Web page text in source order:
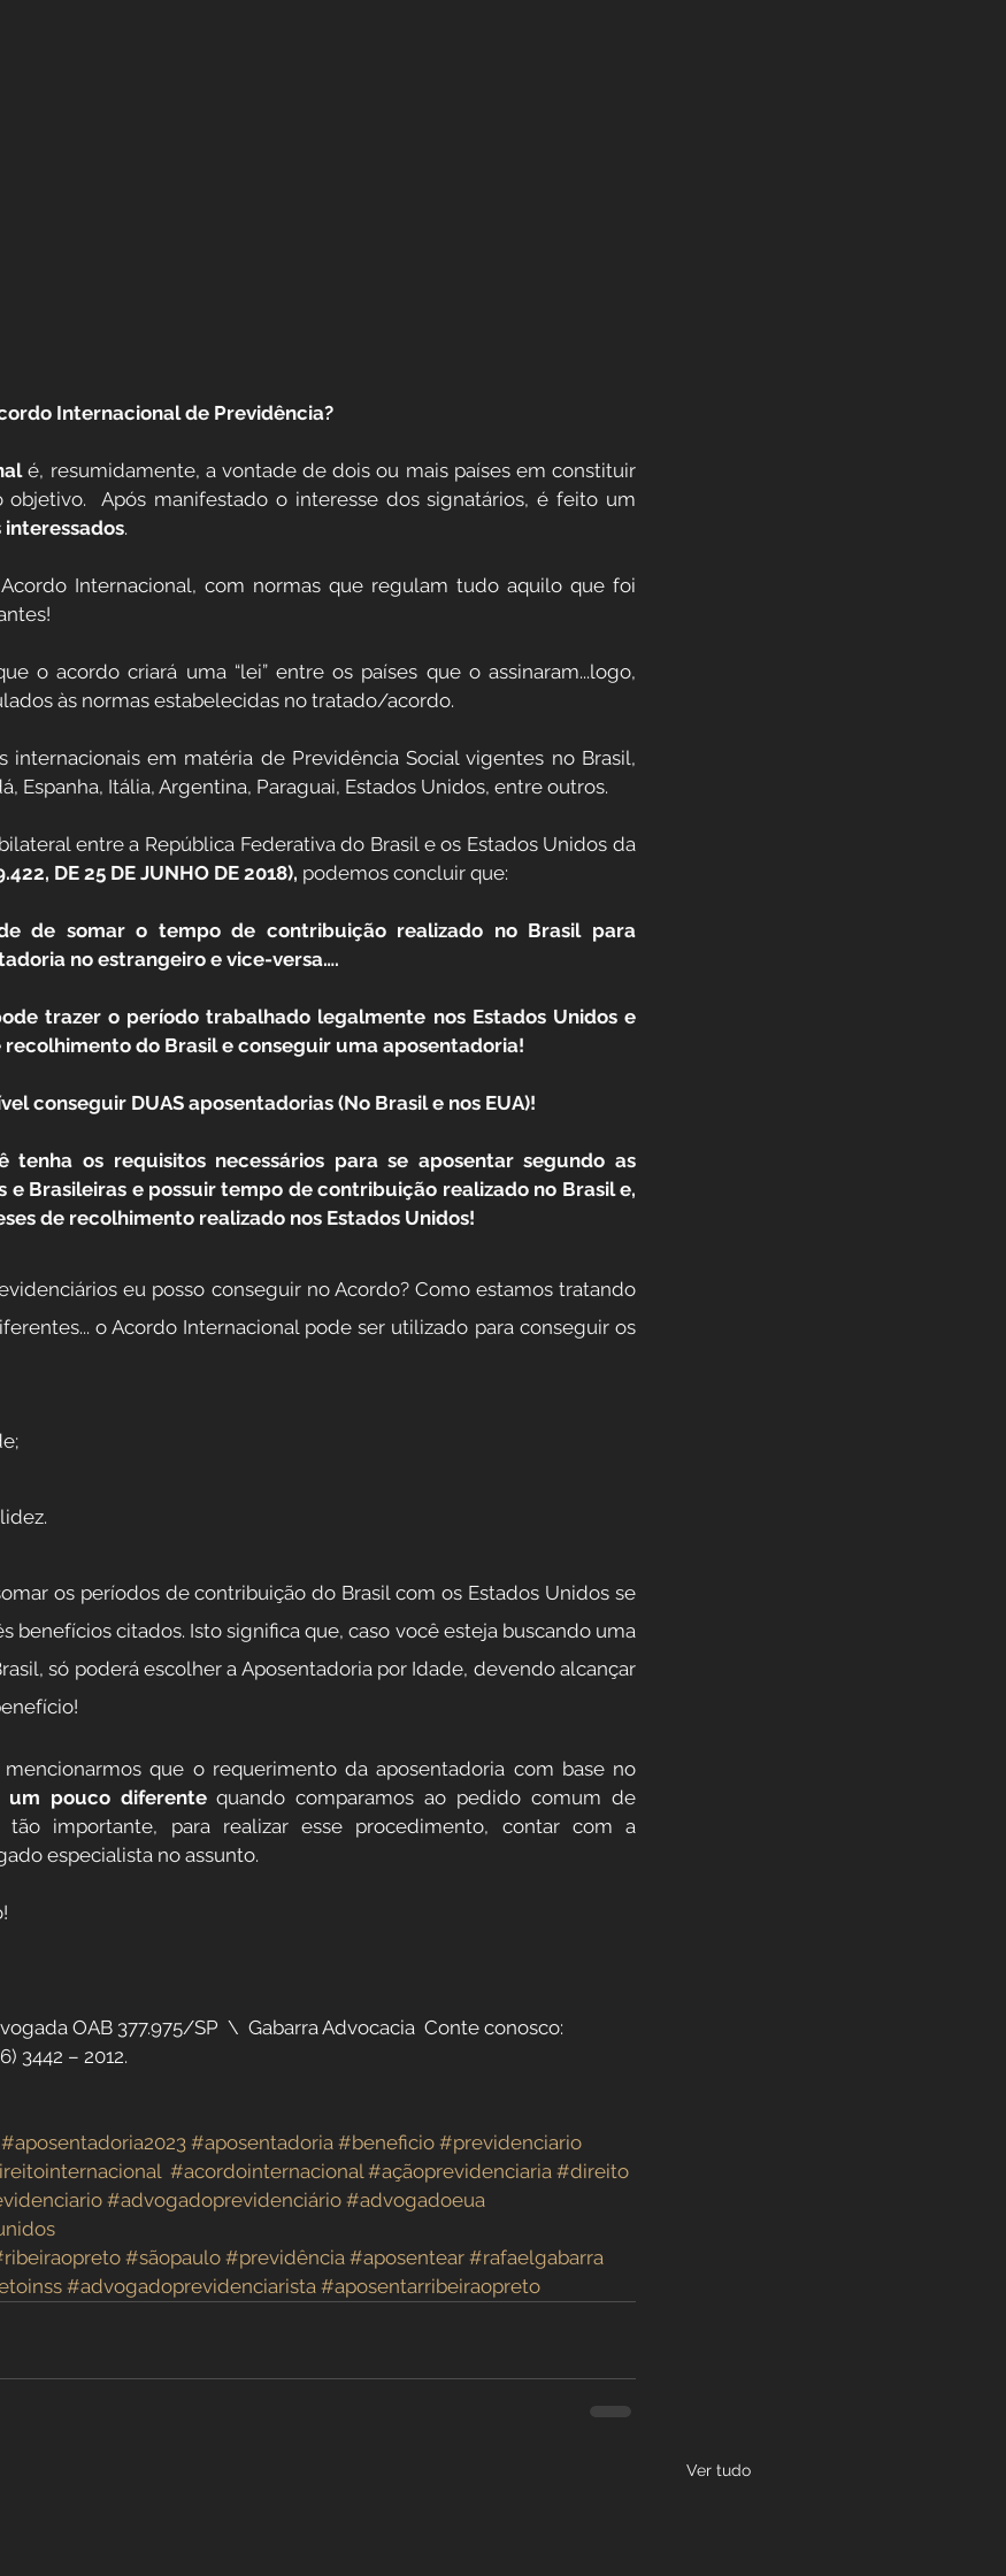
Internacional de Previdência?
é, resumidamente, a vontade de dois ou mais países em constituir
.
o acordo criará uma “lei” entre os países que o assinaram...logo,
às normas estabelecidas no tratado/acordo.
internacionais em matéria de Previdência Social vigentes no Brasil,
Espanha, Itália, Argentina, Paraguai, Estados Unidos, entre outros.
entre a República Federativa do Brasil e os Estados Unidos da
DE 25 DE JUNHO DE 2018), podemos concluir que:
de somar o tempo de contribuição realizado no Brasil para
no estrangeiro e vice-versa….
trazer o período trabalhado legalmente nos Estados Unidos e
do Brasil e conseguir uma aposentadoria!
conseguir DUAS aposentadorias (No Brasil e nos EUA)!
tenha os requisitos necessários para se aposentar segundo as
e Brasileiras e possuir tempo de contribuição realizado no Brasil e,
de recolhimento realizado nos Estados Unidos!
eu posso conseguir no Acordo? Como estamos tratando
o Acordo Internacional pode ser utilizado para conseguir os
os períodos de contribuição do Brasil com os Estados Unidos se
benefícios citados. Isto significa que, caso você esteja buscando uma
só poderá escolher a Aposentadoria por Idade, devendo alcançar
que o requerimento da aposentadoria com base no
um pouco diferente quando comparamos ao pedido comum de
tão importante, para realizar esse procedimento, contar com a
especialista no assunto.
OAB 377.975/SP  \  Gabarra Advocacia  Conte conosco:
3442 – 2012.
#aposentadoria2023 #aposentadoria #beneficio #previdenciario
#acordointernacional #açãoprevidenciaria #direito
#advogadoprevidenciário #advogadoeua
#sãopaulo #previdência #aposentear #rafaelgabarra
#advogadoprevidenciarista #aposentarribeiraopreto
Ver tudo